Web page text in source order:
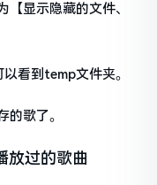
显示隐藏的文件、
看到temp文件夹。
歌了。
放过的歌曲